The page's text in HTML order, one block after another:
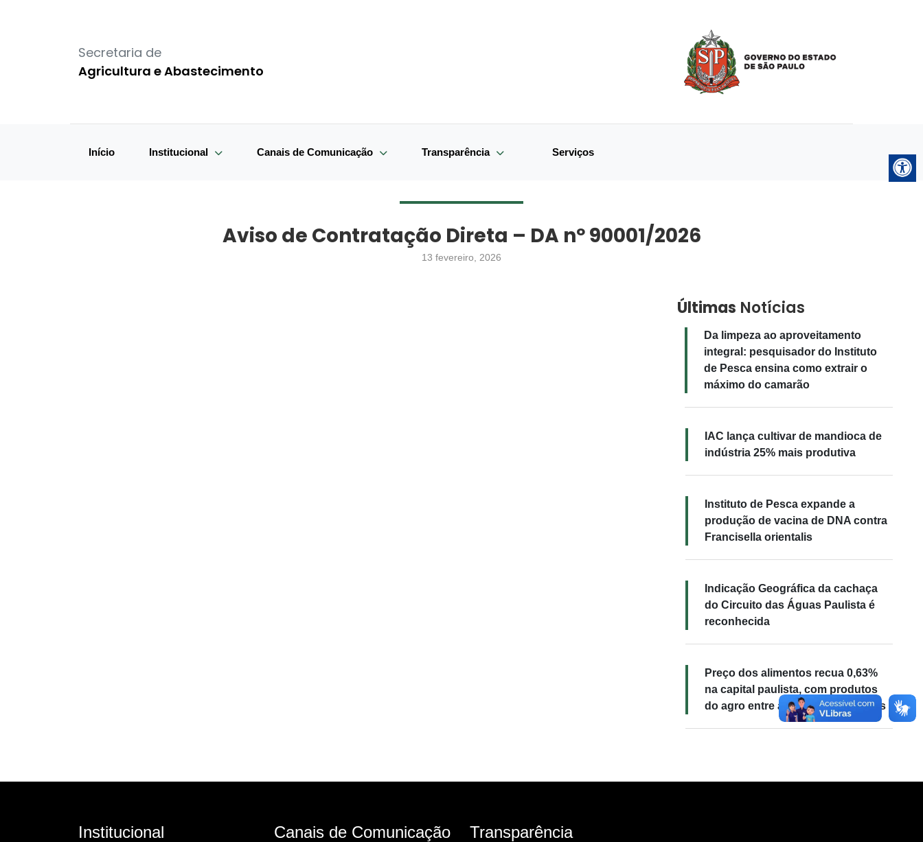
Secretaria de
Agricultura e Abastecimento
Início Institucional Canais de Comunicação Transparência Serviços
Aviso de Contratação Direta – DA nº 90001/2026
13 fevereiro, 2026
Últimas Notícias
Da limpeza ao aproveitamento
integral: pesquisador do Instituto
de Pesca ensina como extrair o
máximo do camarão
IAC lança cultivar de mandioca de
indústria 25% mais produtiva
Instituto de Pesca expande a
produção de vacina de DNA contra
Francisella orientalis
Indicação Geográfica da cachaça
do Circuito das Águas Paulista é
reconhecida
Preço dos alimentos recua 0,63%
na capital paulista, com produtos
do agro entre as principais quedas
Institucional Canais de Comunicação Transparência